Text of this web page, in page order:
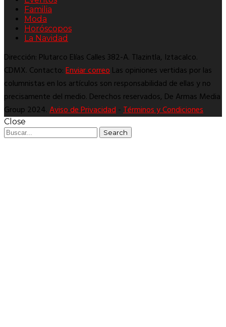
Familia
Moda
Horóscopos
La Navidad
Dirección: Plutarco Elías Calles 382-A. Tlazintla, Iztacalco.
CDMX. Contacto:Enviar correoLas opiniones vertidas por las
columnistas en los artículos son responsabilidad de ellas y no
precisamente del medio. Derechos reservados, De Armas Media
Group 2024.Aviso de Privacidad-Términos y Condiciones
Close